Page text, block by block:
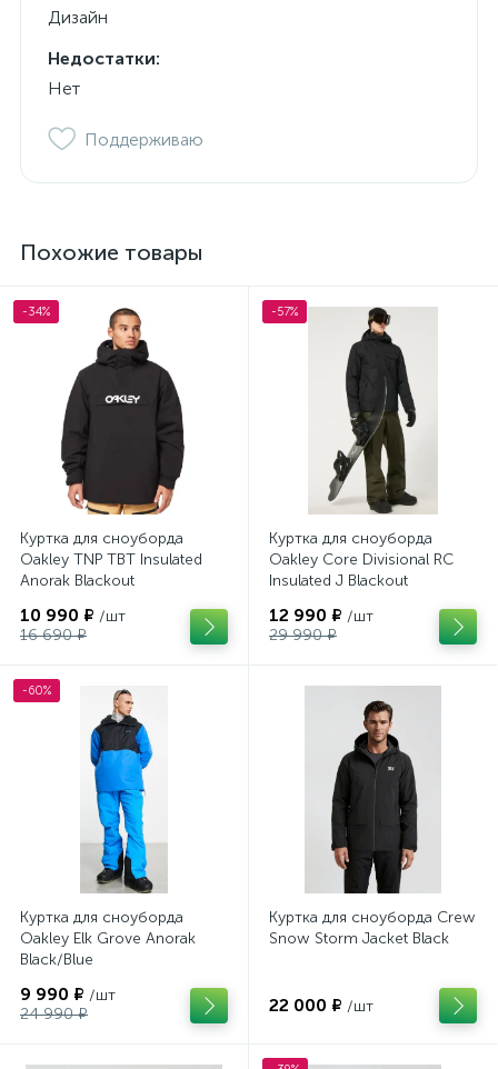
Дизайн
Недостатки:
Нет
Поддерживаю
Похожие товары
-34%
Куртка для сноуборда
Oakley TNP TBT Insulated
Anorak Blackout
10 990 ₽ /шт
16 690 ₽
-57%
Куртка для сноуборда
Oakley Core Divisional RC
Insulated J Blackout
12 990 ₽ /шт
29 990 ₽
-60%
Куртка для сноуборда
Oakley Elk Grove Anorak
Black/Blue
9 990 ₽ /шт
24 990 ₽
Куртка для сноуборда Crew
Snow Storm Jacket Black
22 000 ₽ /шт